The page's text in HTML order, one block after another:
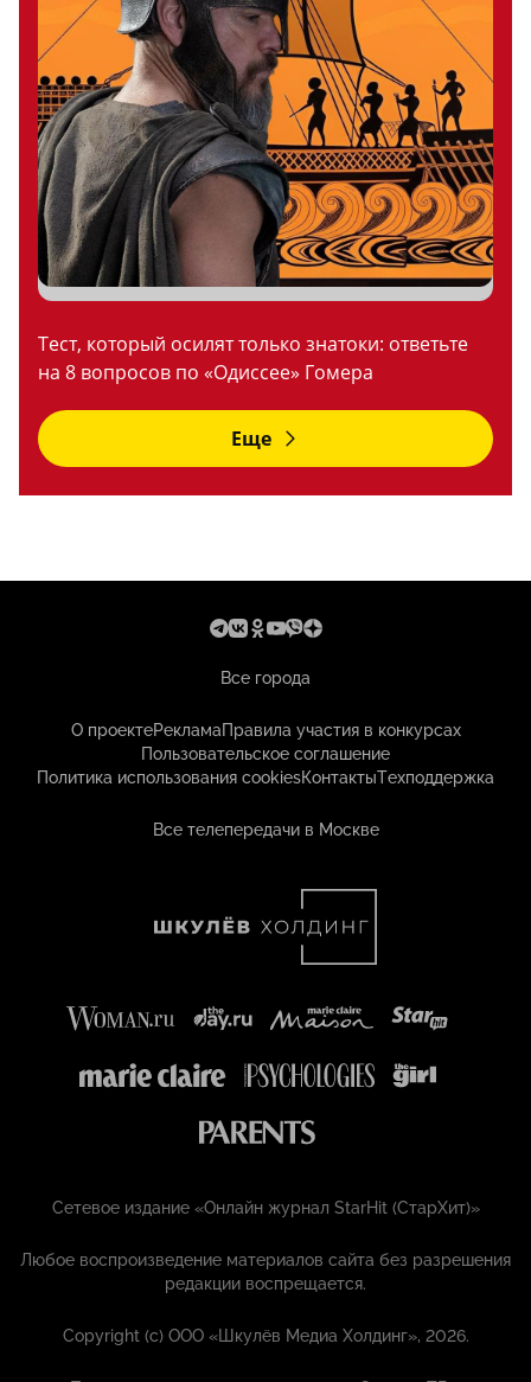
Тест, который осилят только знатоки: ответьте
на 8 вопросов по «Одиссее» Гомера
Еще
Все города
О проектеРекламаПравила участия в конкурсах
Пользовательское соглашение
Политика использования cookiesКонтактыТехподдержка
Все телепередачи в Москве
Сетевое издание «Онлайн журнал StarHit (СтарХит)»
Любое воспроизведение материалов сайта без разрешения
редакции воспрещается.
Copyright (с) ООО «Шкулёв Медиа Холдинг», 2026.